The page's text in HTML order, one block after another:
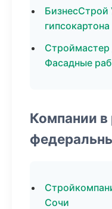
гипсокартона
Фасадные
Компании
Сочи